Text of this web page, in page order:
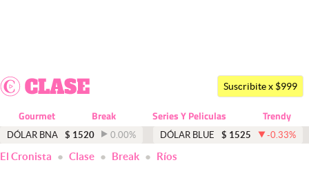
Dólar
Economía y Política
Finanzas y Mercados
Suscribite x $999
Gourmet Break Series Y Peliculas Trendy
DÓLAR BNA $ 1520 0.00% DÓLAR BLUE $ 1525 -0.33%
El Cronista Clase Break Ríos